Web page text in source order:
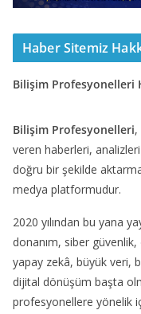
Haber Sitemiz
Bilişim Profesyonelleri
Bilişim Profesyonelleri,
veren haberleri,
doğru bir şekilde
medya platformudur.
2020 yılından bu yana
donanım, siber
yapay zekâ, büyük veri,
dijital dönüşüm başta
profesyonellere yönelik